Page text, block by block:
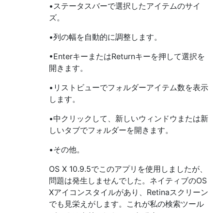
•ステータスバーで選択したアイテムのサイ
ズ。
•列の幅を自動的に調整します。
•EnterキーまたはReturnキーを押して選択を
開きます。
•リストビューでフォルダーアイテム数を表示
します。
•中クリックして、新しいウィンドウまたは新
しいタブでフォルダーを開きます。
•その他。
OS X 10.9.5でこのアプリを使用しましたが、
問題は発生しませんでした。ネイティブのOS
Xアイコンスタイルがあり、Retinaスクリーン
でも見栄えがします。これが私の検索ツール